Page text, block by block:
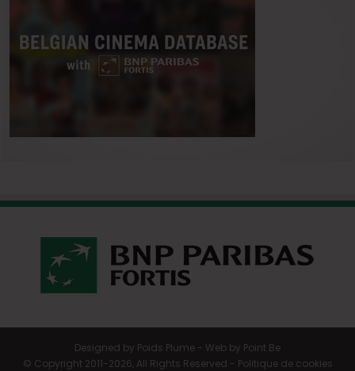
Designed by Poids Plume - Web by Point Be
© Copyright 2011-2026, All Rights Reserved - Politique de cookies